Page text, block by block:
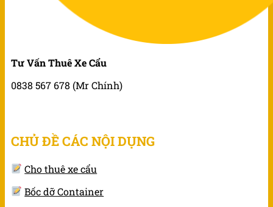
Tư Vấn Thuê Xe Cẩu
0838 567 678 (Mr Chính)
CHỦ ĐỀ CÁC NỘI DỤNG
Cho thuê xe cẩu
Bốc dỡ Container